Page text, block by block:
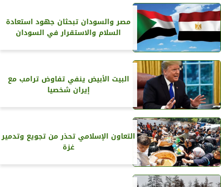
مصر والسودان تبحثان جهود استعادة
السلام والاستقرار في السودان
البيت الأبيض ينفي تفاوض ترامب مع
إيران شخصيا
التعاون الإسلامي تحذر من تجويع وتدمير
غزة